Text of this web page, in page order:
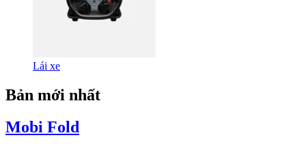
Lái xe
Bản mới nhất
Mobi Fold